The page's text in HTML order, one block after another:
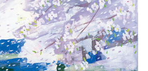
カタログ
スケジュール